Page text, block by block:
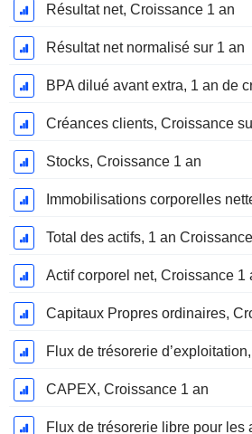
Résultat net, Croissance 1 an
Résultat net normalisé sur 1 an
BPA dilué avant extra, 1 an de
Créances clients, Croissance
Stocks, Croissance 1 an
Total des actifs, 1 an
Actif corporel net, Croissance 1
Capitaux Propres ordinaires,
CAPEX, Croissance 1 an